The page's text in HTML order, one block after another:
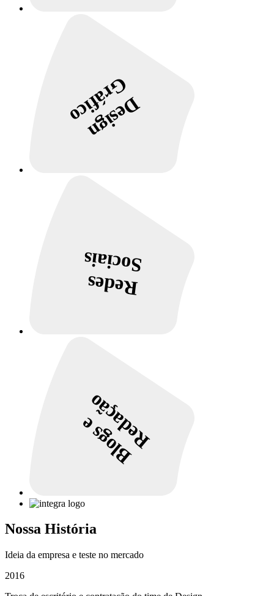
Design
Gráfico
Redes
Sociais
Blogs e
Redação
Nossa História
Ideia da empresa e teste no mercado
2016